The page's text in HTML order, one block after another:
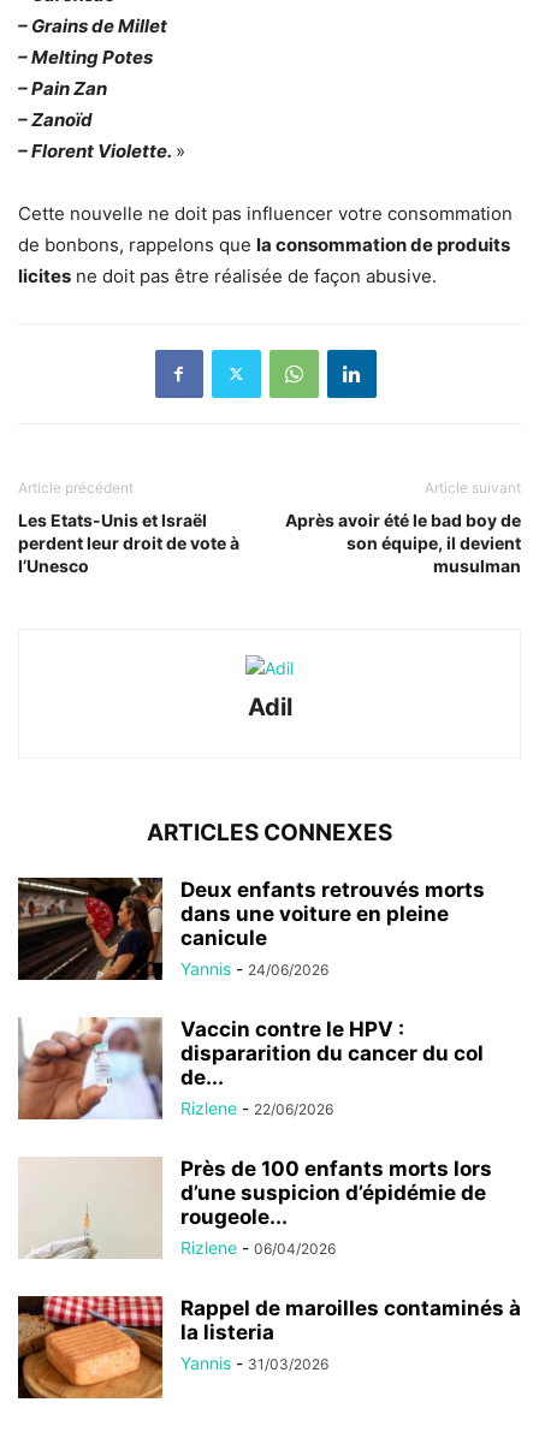
– Grains de Millet
– Melting Potes
– Pain Zan
– Zanoïd
– Florent Violette. »
Cette nouvelle ne doit pas influencer votre consommation
de bonbons, rappelons que la consommation de produits
licites ne doit pas être réalisée de façon abusive.
Article précédent
Les Etats-Unis et Israël
perdent leur droit de vote à
l’Unesco
Article suivant
Après avoir été le bad boy de
son équipe, il devient
musulman
Adil
ARTICLES CONNEXES
Deux enfants retrouvés morts
dans une voiture en pleine
canicule
Yannis - 24/06/2026
Vaccin contre le HPV :
dispararition du cancer du col
de...
Rizlene - 22/06/2026
Près de 100 enfants morts lors
d’une suspicion d’épidémie de
rougeole...
Rizlene - 06/04/2026
Rappel de maroilles contaminés à
la listeria
Yannis - 31/03/2026